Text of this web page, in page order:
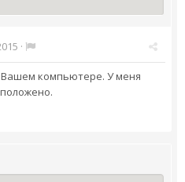
·
компьютере. У меня